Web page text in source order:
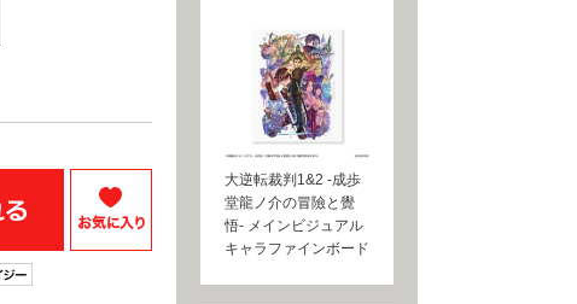
大逆転裁判1&2 -成歩
堂龍ノ介の冒險と覺
悟- メインビジュアル
キャラファインボード